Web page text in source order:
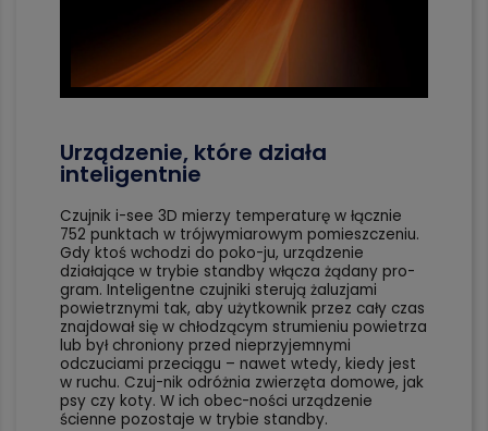
Urządzenie, które działa
inteligentnie
Czujnik i-see 3D mierzy temperaturę w łącznie
752 punktach w trójwymiarowym pomieszczeniu.
Gdy ktoś wchodzi do poko-ju, urządzenie
działające w trybie standby włącza żądany pro-
gram. Inteligentne czujniki sterują żaluzjami
powietrznymi tak, aby użytkownik przez cały czas
znajdował się w chłodzącym strumieniu powietrza
lub był chroniony przed nieprzyjemnymi
odczuciami przeciągu – nawet wtedy, kiedy jest
w ruchu. Czuj-nik odróżnia zwierzęta domowe, jak
psy czy koty. W ich obec-ności urządzenie
ścienne pozostaje w trybie standby.